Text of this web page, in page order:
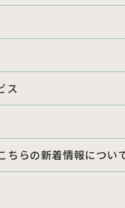
ス
らの新着情報につい